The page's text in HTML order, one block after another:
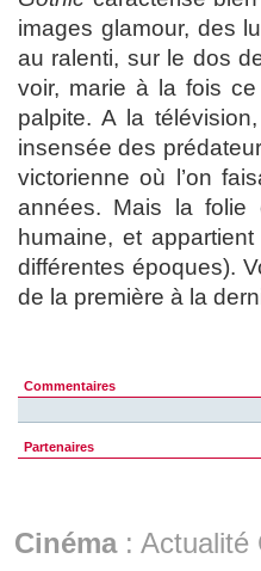
images glamour, des
au ralenti, sur le dos
voir, marie à la fois
palpite. A la
insensée des
victorienne où l’on
années. Mais la
humaine, et
différentes époques).
de la première à la
Commentaires
Partenaires
Cinéma: Actualité